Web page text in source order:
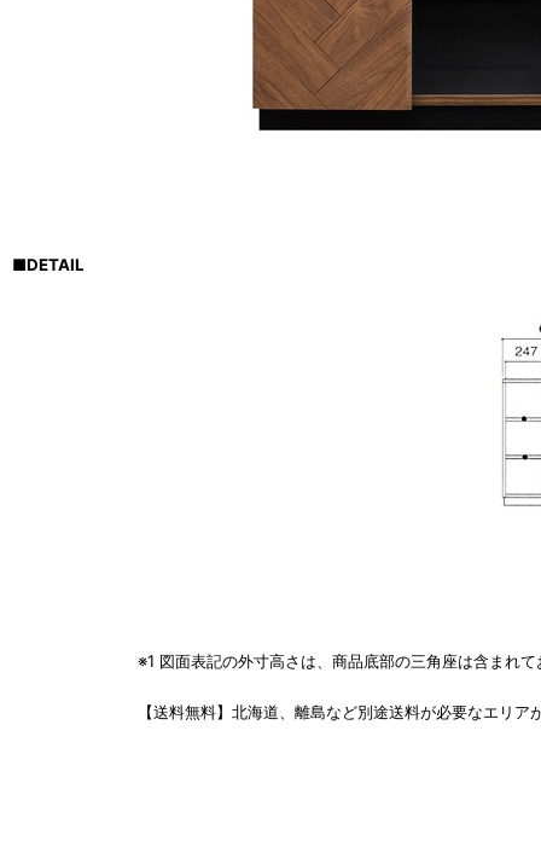
■DETAIL
※1 図面表記の外寸高さは、商品底部の三角座は含まれており
【送料無料】北海道、離島など別途送料が必要なエリアがあ